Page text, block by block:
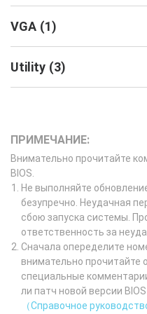
VGA (1)
Utility (3)
ПРИМЕЧАНИЕ:
Внимательно прочитайте
BIOS.
Не выполняйте
безупречно. Неудачная
сбою запуска системы.
ответственность за
Сначала опеределите
внимательно прочитайте
специальные
ли патч новой версии
（Справочное